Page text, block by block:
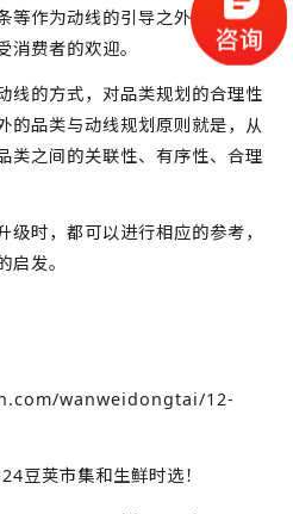
等作为动线的引导之外，似乎以
费者的欢迎。
线的方式，对品类规划的合理性
的品类与动线规划原则就是，从
类之间的关联性、有序性、合理
时，都可以进行相应的参考，
发。
wanweidongtai/12-
豆荚市集和生鲜时选！